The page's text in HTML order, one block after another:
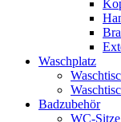
Waschplatz
Badzubehör
WC-Sitze